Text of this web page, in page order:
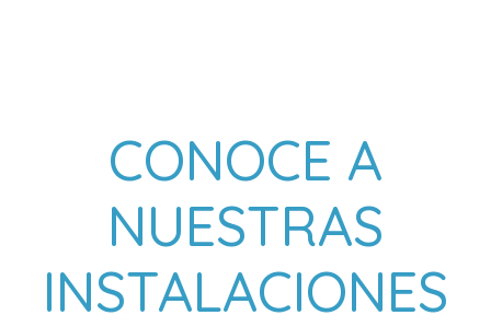
CONOCE A
NUESTRAS
INSTALACIONES